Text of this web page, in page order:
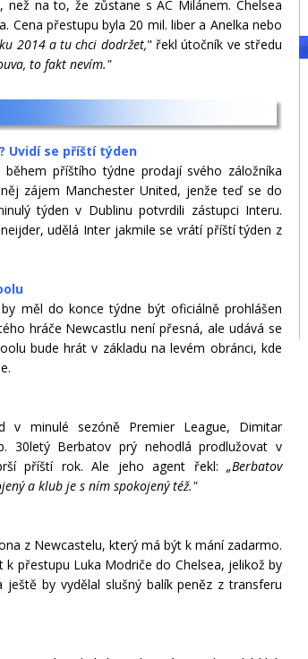
na to, že zůstane s AC Milánem. Chelsea
Cena přestupu byla 20 mil. liber a Anelka nebo
2014 a tu chci dodržet," řekl útočník ve středu
to fakt nevím."
Uvidí se příští týden
příštího týdne prodají svého záložníka
zájem Manchester United, jenže teď se do
týden v Dublinu potvrdili zástupci Interu.
udělá Inter jakmile se vrátí příští týden z
měl do konce týdne být oficiálně prohlášen
hráče Newcastlu není přesná, ale udává se
bude hrát v základu na levém obránci, kde
v minulé sezóně Premier League, Dimitar
30letý Berbatov prý nehodlá prodlužovat v
příští rok. Ale jeho agent řekl: „Berbatov
a klub je s ním spokojený též."
z Newcastelu, který má být k mání zadarmo.
přestupu Luka Modriče do Chelsea, jelikož by
by vydělal slušný balík peněz z transferu